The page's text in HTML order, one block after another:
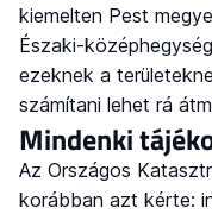
kiemelten Pest
Északi-
ezeknek a
számítani lehet rá
Mindenki
Az Országos
korábban azt kérte: